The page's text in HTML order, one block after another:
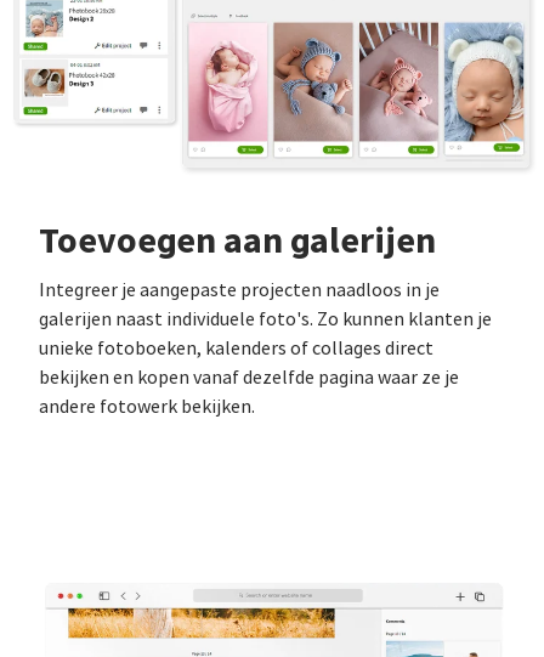
Toevoegen aan galerijen
Integreer je aangepaste projecten naadloos in je
galerijen naast individuele foto's. Zo kunnen klanten je
unieke fotoboeken, kalenders of collages direct
bekijken en kopen vanaf dezelfde pagina waar ze je
andere fotowerk bekijken.